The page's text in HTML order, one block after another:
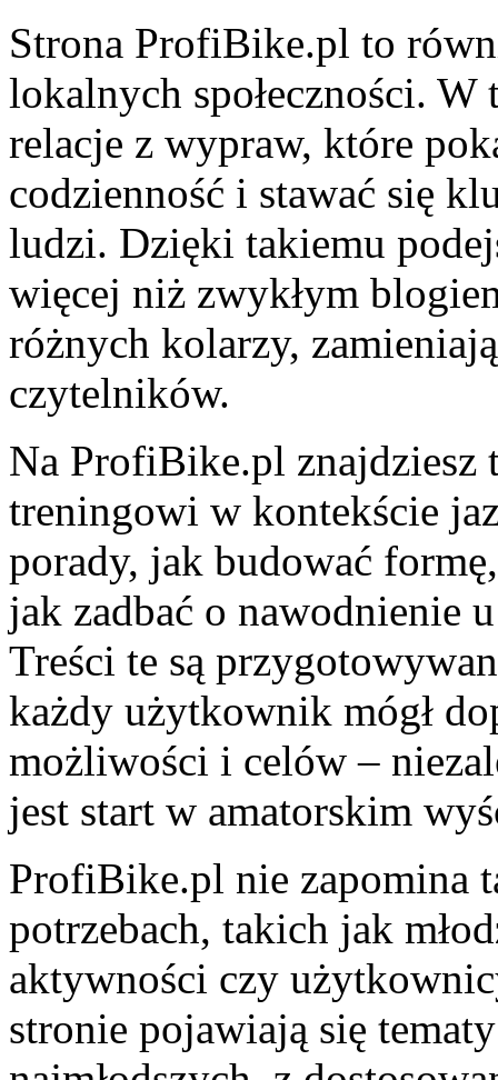
Strona ProfiBike.pl to
lokalnych społeczności. W
relacje z wypraw, które
codzienność i stawać się
ludzi. Dzięki takiemu
więcej niż zwykłym
różnych kolarzy,
czytelników.
Na ProfiBike.pl znajdziesz
treningowi w kontekście
porady, jak budować
jak zadbać o nawodnienie
Treści te są
każdy użytkownik mógł
możliwości i celów –
jest start w amatorskim
ProfiBike.pl nie zapomina
potrzebach, takich jak
aktywności czy
stronie pojawiają się